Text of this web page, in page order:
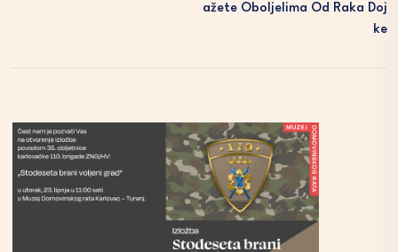
Ažete Oboljelima Od Raka Doj
Ke